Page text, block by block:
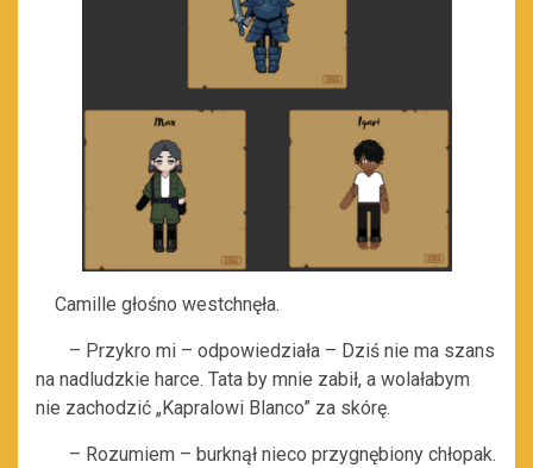
Camille głośno westchnęła.
– Przykro mi – odpowiedziała – Dziś nie ma szans
na nadludzkie harce. Tata by mnie zabił, a wolałabym
nie zachodzić „Kapralowi Blanco” za skórę.
– Rozumiem – burknął nieco przygnębiony chłopak.